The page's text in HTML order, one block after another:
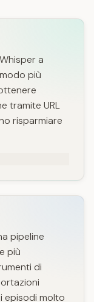
a
più
tramite URL
risparmiare
pipeline
più
di
episodi molto